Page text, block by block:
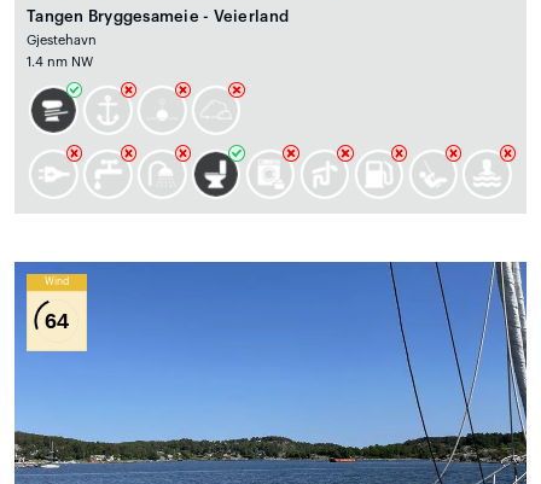
Tangen Bryggesameie - Veierland
Gjestehavn
1.4 nm NW
Wind
64